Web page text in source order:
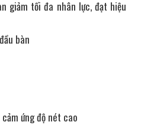
giảm tối đa nhân lực, đạt hiệu
bàn
ứng độ nét cao